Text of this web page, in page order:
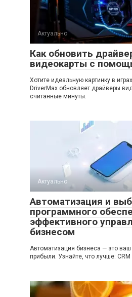
Актуально
Как обновить
видеокарты с
Хотите идеальную картинку в
DriverMax обновляет драйверы
считанные минуты.
Актуально
Автоматизация и
программного
эффективного
бизнесом
Автоматизация бизнеса — это ваш
прибыли. Узнайте, что лучше: CRM